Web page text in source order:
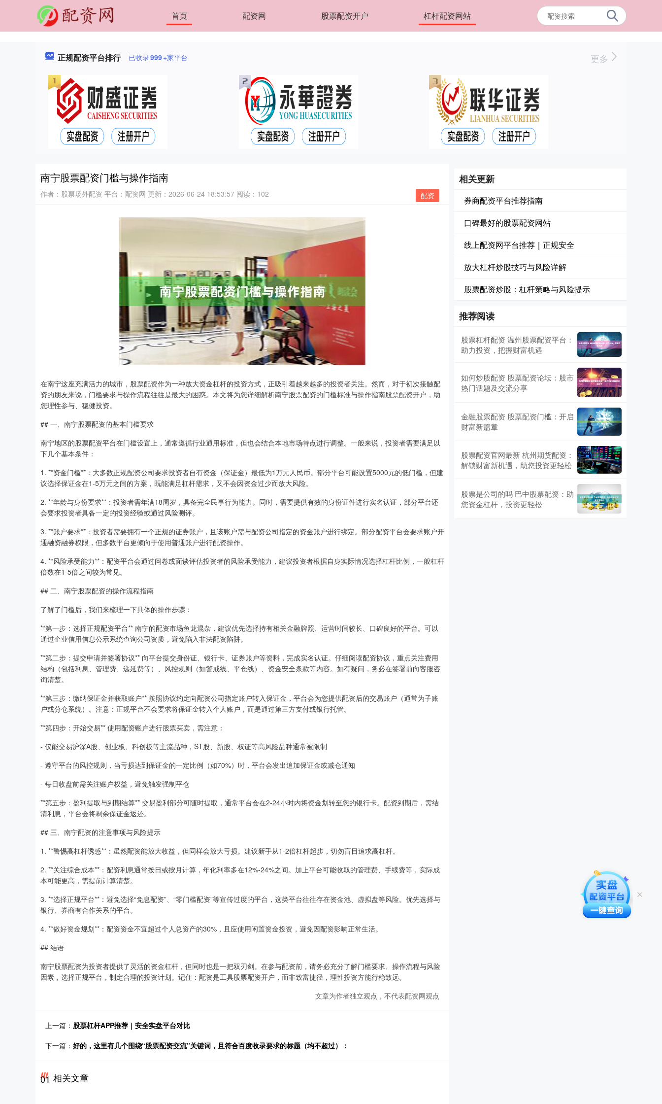
首页 配资网 股票配资开户 杠杆配资网站
正规配资平台排行 已收录999+家平台 更多
南宁股票配资门槛与操作指南
配资
作者：股票场外配资 平台：配资网 更新：2026-06-24 18:53:57 阅读：102
在南宁这座充满活力的城市，股票配资作为一种放大资金杠杆的投资方式，正吸引着越来越多的投资者关注。然而，对于初次接触配
资的朋友来说，门槛要求与操作流程往往是最大的困惑。本文将为您详细解析南宁股票配资的门槛标准与操作指南股票配资开户，助
您理性参与、稳健投资。
## 一、南宁股票配资的基本门槛要求
南宁地区的股票配资平台在门槛设置上，通常遵循行业通用标准，但也会结合本地市场特点进行调整。一般来说，投资者需要满足以
下几个基本条件：
1. **资金门槛**：大多数正规配资公司要求投资者自有资金（保证金）最低为1万元人民币。部分平台可能设置5000元的低门槛，但建
议选择保证金在1-5万元之间的方案，既能满足杠杆需求，又不会因资金过少而放大风险。
2. **年龄与身份要求**：投资者需年满18周岁，具备完全民事行为能力。同时，需要提供有效的身份证件进行实名认证，部分平台还
会要求投资者具备一定的投资经验或通过风险测评。
3. **账户要求**：投资者需要拥有一个正规的证券账户，且该账户需与配资公司指定的资金账户进行绑定。部分配资平台会要求账户开
通融资融券权限，但多数平台更倾向于使用普通账户进行配资操作。
4. **风险承受能力**：配资平台会通过问卷或面谈评估投资者的风险承受能力，建议投资者根据自身实际情况选择杠杆比例，一般杠杆
倍数在1-5倍之间较为常见。
## 二、南宁股票配资的操作流程指南
了解了门槛后，我们来梳理一下具体的操作步骤：
**第一步：选择正规配资平台** 南宁的配资市场鱼龙混杂，建议优先选择持有相关金融牌照、运营时间较长、口碑良好的平台。可以
通过企业信用信息公示系统查询公司资质，避免陷入非法配资陷阱。
**第二步：提交申请并签署协议** 向平台提交身份证、银行卡、证券账户等资料，完成实名认证。仔细阅读配资协议，重点关注费用
结构（包括利息、管理费、递延费等）、风控规则（如警戒线、平仓线）、资金安全条款等内容。如有疑问，务必在签署前向客服咨
询清楚。
**第三步：缴纳保证金并获取账户** 按照协议约定向配资公司指定账户转入保证金，平台会为您提供配资后的交易账户（通常为子账
户或分仓系统）。注意：正规平台不会要求将保证金转入个人账户，而是通过第三方支付或银行托管。
**第四步：开始交易** 使用配资账户进行股票买卖，需注意：
- 仅能交易沪深A股、创业板、科创板等主流品种，ST股、新股、权证等高风险品种通常被限制
- 遵守平台的风控规则，当亏损达到保证金的一定比例（如70%）时，平台会发出追加保证金或减仓通知
- 每日收盘前需关注账户权益，避免触发强制平仓
**第五步：盈利提取与到期结算** 交易盈利部分可随时提取，通常平台会在2-24小时内将资金划转至您的银行卡。配资到期后，需结
清利息，平台会将剩余保证金返还。
## 三、南宁配资的注意事项与风险提示
1. **警惕高杠杆诱惑**：虽然配资能放大收益，但同样会放大亏损。建议新手从1-2倍杠杆起步，切勿盲目追求高杠杆。
2. **关注综合成本**：配资利息通常按日或按月计算，年化利率多在12%-24%之间。加上平台可能收取的管理费、手续费等，实际成
本可能更高，需提前计算清楚。
3. **选择正规平台**：避免选择“免息配资”、“零门槛配资”等宣传过度的平台，这类平台往往存在资金池、虚拟盘等风险。优先选择与
银行、券商有合作关系的平台。
4. **做好资金规划**：配资资金不宜超过个人总资产的30%，且应使用闲置资金投资，避免因配资影响正常生活。
## 结语
南宁股票配资为投资者提供了灵活的资金杠杆，但同时也是一把双刃剑。在参与配资前，请务必充分了解门槛要求、操作流程与风险
因素，选择正规平台，制定合理的投资计划。记住：配资是工具股票配资开户，而非致富捷径，理性投资方能行稳致远。
文章为作者独立观点，不代表配资网观点
上一篇： 股票杠杆APP推荐｜安全实盘平台对比
下一篇： 好的，这里有几个围绕“股票配资交流”关键词，且符合百度收录要求的标题（均不超过）：
01 相关文章
相关更新
券商配资平台推荐指南
口碑最好的股票配资网站
线上配资网平台推荐｜正规安全
放大杠杆炒股技巧与风险详解
股票配资炒股：杠杆策略与风险提示
推荐阅读
股票杠杆配资 温州股票配资平台：
助力投资，把握财富机遇
如何炒股配资 股票配资论坛：股市
热门话题及交流分享
金融股票配资 股票配资门槛：开启
财富新篇章
股票配资官网最新 杭州期货配资：
解锁财富新机遇，助您投资更轻松
股票是公司的吗 巴中股票配资：助
您资金杠杆，投资更轻松